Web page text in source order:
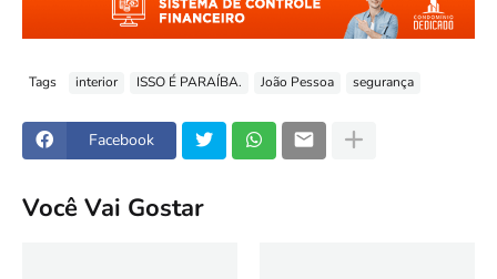
Tags interior ISSO É PARAÍBA. João Pessoa segurança
Facebook
Você Vai Gostar